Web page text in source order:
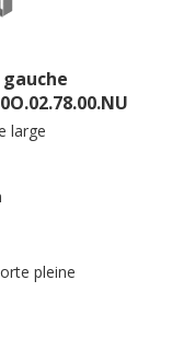
large
pleine